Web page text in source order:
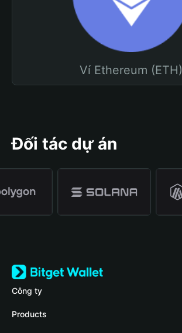
Ví Ethereum (ETH)
Đối tác dự án
Công ty
Về Bitget Wallet
Products